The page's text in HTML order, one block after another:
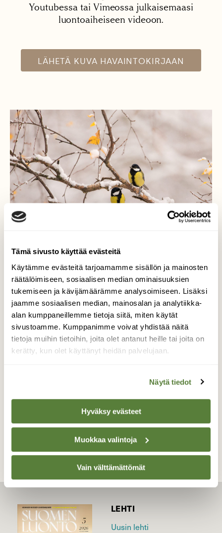
Tämä sivusto käyttää evästeitä
Käytämme evästeitä tarjoamamme sisällön ja mainosten
räätälöimiseen, sosiaalisen median ominaisuuksien
tukemiseen ja kävijämäärämme analysoimiseen. Lisäksi
jaamme sosiaalisen median, mainosalan ja analytiikka-
alan kumppaneillemme tietoja siitä, miten käytät
sivustoamme. Kumppanimme voivat yhdistää näitä
tietoja muihin tietoihin, joita olet antanut heille tai joita on
kerätty, kun olet käyttänyt heidän palvelujaan.
Näytä tiedot
Hyväksy evästeet
Muokkaa valintoja
Vain välttämättömät
Youtubessa tai Vimeossa julkaisemaasi
luontoaiheiseen videoon.
LÄHETÄ KUVA HAVAINTOKIRJAAN
Talitintit lumisella koivun
oksalla
Talvi on tuloillaan ja ensilumestako
ilahtuneena talitintit jäivät poseeraamaan
koivun oksalle.
TAKAISIN LISTAAN
LEHTI
Uusin lehti